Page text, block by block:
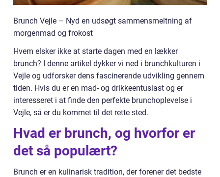
Brunch Vejle – Nyd en udsøgt sammensmeltning af
morgenmad og frokost
Hvem elsker ikke at starte dagen med en lækker
brunch? I denne artikel dykker vi ned i brunchkulturen i
Vejle og udforsker dens fascinerende udvikling gennem
tiden. Hvis du er en mad- og drikkeentusiast og er
interesseret i at finde den perfekte brunchoplevelse i
Vejle, så er du kommet til det rette sted.
Hvad er brunch, og hvorfor er
det så populært?
Brunch er en kulinarisk tradition, der forener det bedste